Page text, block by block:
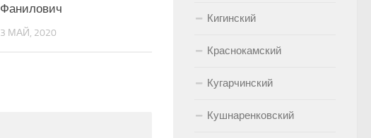
Фанилович
3 МАЙ, 2020
Кигинский
Краснокамский
Кугарчинский
Кушнаренковский